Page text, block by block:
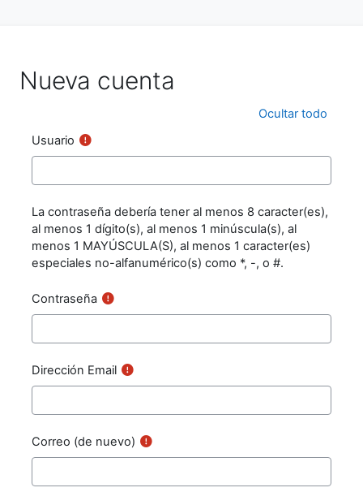
Nueva cuenta
Ocultar todo
Usuario
La contraseña debería tener al menos 8 caracter(es),
al menos 1 dígito(s), al menos 1 minúscula(s), al
menos 1 MAYÚSCULA(S), al menos 1 caracter(es)
especiales no-alfanumérico(s) como *, -, o #.
Contraseña
Dirección Email
Correo (de nuevo)